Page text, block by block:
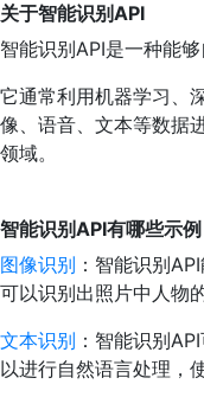
关于智能识别API
智能识别API是一种能
它通常利用机器学习、
像、语音、文本等数据
领域。
智能识别API有哪些示例
图像识别 ：智能识别
可以识别出照片中人物
文本识别 ：智能识别
以进行自然语言处理，